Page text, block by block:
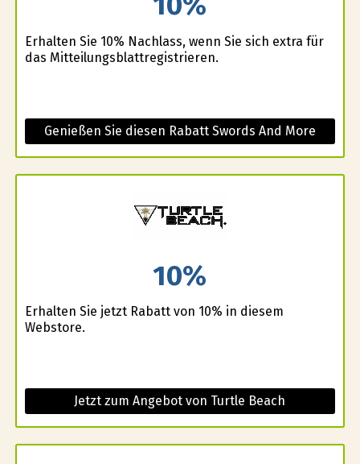
Erhalten Sie 10% Nachlass, wenn Sie sich extra für
das Mitteilungsblattregistrieren.
Genießen Sie diesen Rabatt Swords And More
10%
Erhalten Sie jetzt Rabatt von 10% in diesem
Webstore.
Jetzt zum Angebot von Turtle Beach